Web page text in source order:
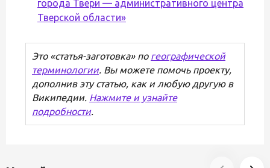
города Твери — административного центра
Тверской области»
Это «статья-заготовка» по географической
терминологии. Вы можете помочь проекту,
дополнив эту статью, как и любую другую в
Википедии. Нажмите и узнайте
подробности.